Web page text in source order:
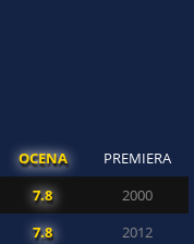
OCENA PREMIERA
7.8 2000
7.8 2012